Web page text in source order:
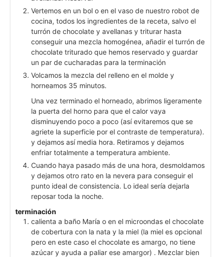
Vertemos en un bol o en el vaso de nuestro robot de
cocina, todos los ingredientes de la receta, salvo el
turrón de chocolate y avellanas y triturar hasta
conseguir una mezcla homogénea, añadir el turrón de
chocolate triturado que hemos reservado y guardar
un par de cucharadas para la terminación
Volcamos la mezcla del relleno en el molde y
horneamos 35 minutos.
Una vez terminado el horneado, abrimos ligeramente
la puerta del horno para que el calor vaya
disminuyendo poco a poco (así evitaremos que se
agriete la superficie por el contraste de temperatura).
y dejamos así media hora. Retiramos y dejamos
enfriar totalmente a temperatura ambiente.
Cuando haya pasado más de una hora, desmoldamos
y dejamos otro rato en la nevera para conseguir el
punto ideal de consistencia. Lo ideal sería dejarla
reposar toda la noche.
terminación
calienta a baño María o en el microondas el chocolate
de cobertura con la nata y la miel (la miel es opcional
pero en este caso el chocolate es amargo, no tiene
azúcar y ayuda a paliar ese amargor) . Mezclar bien